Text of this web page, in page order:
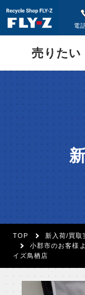
電
売りたい
TOP
新入荷/買取
小郡市のお客様
イズ鳥栖店